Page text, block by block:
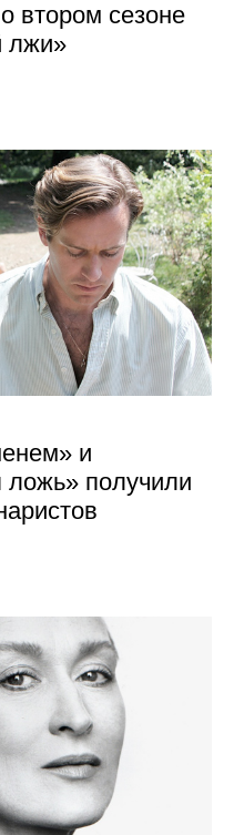
втором сезоне
лжи»
и
получили